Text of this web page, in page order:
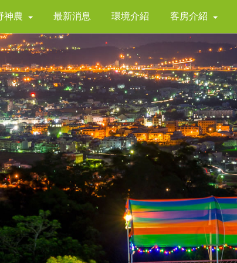
神農 最新消息 環境介紹 客房介紹